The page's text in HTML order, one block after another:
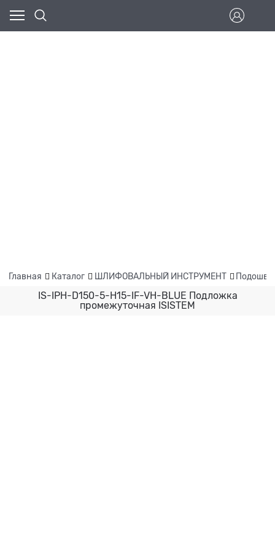
Главная Каталог ШЛИФОВАЛЬНЫЙ ИНСТРУМЕНТ
IS-IPH-D150-5-H15-IF-VH-BLUE Подложка
промежуточная ISISTEM